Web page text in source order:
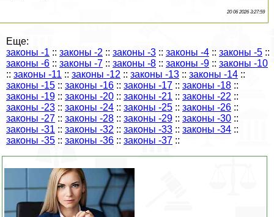
20 06 2026 3:27:59
Еще:
законы -1 :: законы -2 :: законы -3 :: законы -4 :: законы -5 ::
законы -6 :: законы -7 :: законы -8 :: законы -9 :: законы -10
:: законы -11 :: законы -12 :: законы -13 :: законы -14 ::
законы -15 :: законы -16 :: законы -17 :: законы -18 ::
законы -19 :: законы -20 :: законы -21 :: законы -22 ::
законы -23 :: законы -24 :: законы -25 :: законы -26 ::
законы -27 :: законы -28 :: законы -29 :: законы -30 ::
законы -31 :: законы -32 :: законы -33 :: законы -34 ::
законы -35 :: законы -36 :: законы -37 ::